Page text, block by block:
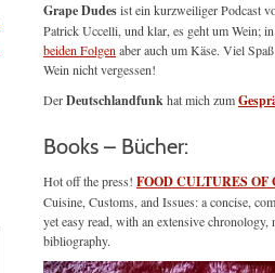
Grape Dudesist ein kurzweiliger Podcast
Patrick Uccelli, und klar, es geht um Wein; in
beiden Folgen aber auch um Käse. Viel
Wein nicht vergessen!
DerDeutschlandfunkhat mich zum
Books – Bücher:
Hot off the press! FOOD CULTURES
Cuisine, Customs, and Issues: a concise,
yet easy read, with an extensive chronology,
bibliography.